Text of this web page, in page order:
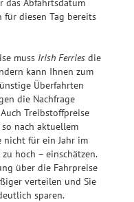
für diesen Tag bereits
muss Irish Ferries die
kann Ihnen zum
Überfahrten
die Nachfrage
Treibstoffpreise
so nach aktuellem
nicht für ein Jahr im
hoch – einschätzen.
über die Fahrpreise
verteilen und Sie
sparen.